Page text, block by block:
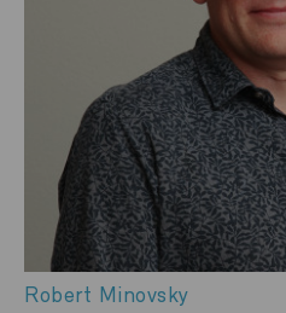
Robert Minovsky